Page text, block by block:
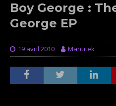
Boy George :
George EP
19 avril 2010 Manutek